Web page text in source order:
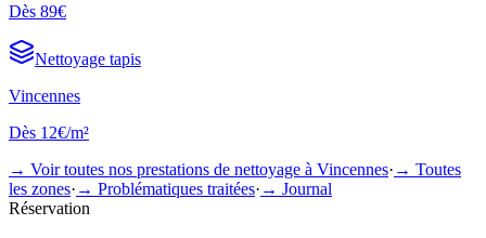
Dès 89€
Nettoyage tapis
Vincennes
Dès 12€/m²
→ Voir toutes nos prestations de nettoyage à Vincennes· → Toutes
les zones· → Problématiques traitées· → Journal
Réservation